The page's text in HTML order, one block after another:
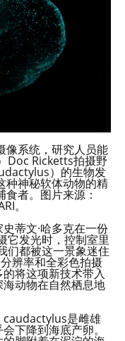
像系统，研究人员能
Doc Ricketts拍摄野
）的生物发
种神秘软体动物的精
者。图片来源：
。
蒂文·哈多克在一份
它发光时，控制室里
们都被这一景象迷住
辨率和全彩色拍摄
将这项新技术带入
动物在自然栖息地
caudactylus是雌雄
下降到海底产卵。